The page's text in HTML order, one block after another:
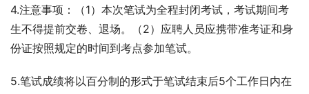
4.注意事项：（1）本次笔试为全程封闭考试，考试期间考
生不得提前交卷、退场。（2）应聘人员应携带准考证和身
份证按照规定的时间到考点参加笔试。
5.笔试成绩将以百分制的形式于笔试结束后5个工作日内在